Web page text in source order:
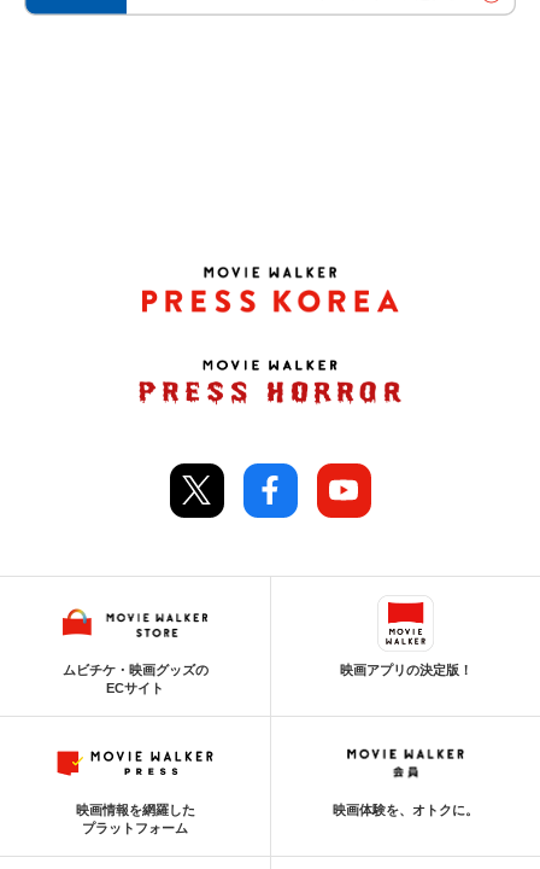
ムビチケ・映画グッズの
ECサイト
映画アプリの決定版！
映画情報を網羅した
プラットフォーム
映画体験を、オトクに。